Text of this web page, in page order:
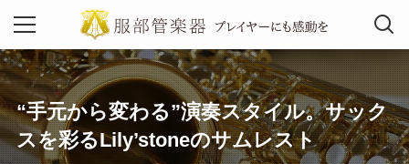
MENU
“手元から変わる”演奏スタイル。サック
スを彩るLily’stoneのサムレスト